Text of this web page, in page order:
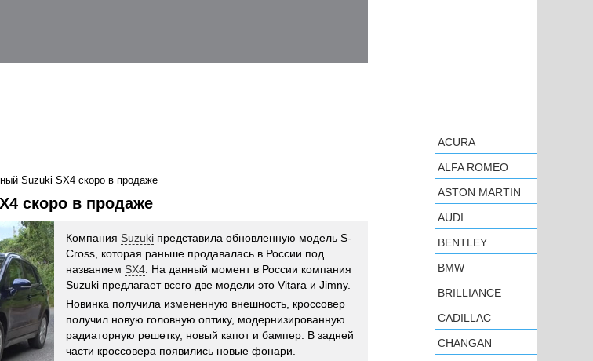
Suzuki SX4 скоро в продаже
скоро в продаже
Компания Suzuki представила обновленную модель S-
Cross, которая раньше продавалась в России под
названием SX4 . На данный момент в России компания
Suzuki предлагает всего две модели это Vitara и Jimny.
Новинка получила измененную внешность, кроссовер
получил новую головную оптику, модернизированную
радиаторную решетку, новый капот и бампер. В задней
части кроссовера появились новые фонари.
ACURA
ALFA ROMEO
ASTON MARTIN
AUDI
BENTLEY
BMW
BRILLIANCE
CADILLAC
CHANGAN